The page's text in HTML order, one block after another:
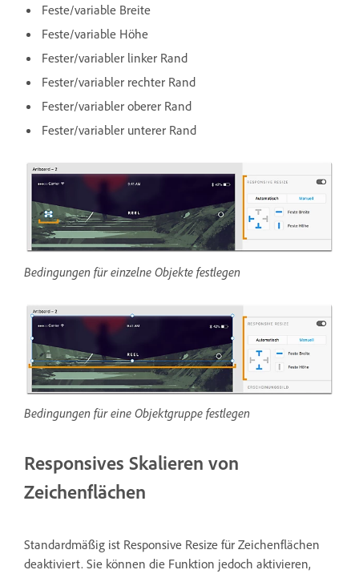
Feste/variable Breite
Feste/variable Höhe
Fester/variabler linker Rand
Fester/variabler rechter Rand
Fester/variabler oberer Rand
Fester/variabler unterer Rand
Bedingungen für einzelne Objekte festlegen
Bedingungen für eine Objektgruppe festlegen
Responsives Skalieren von
Zeichenflächen
Standardmäßig ist Responsive Resize für Zeichenflächen
deaktiviert. Sie können die Funktion jedoch aktivieren,